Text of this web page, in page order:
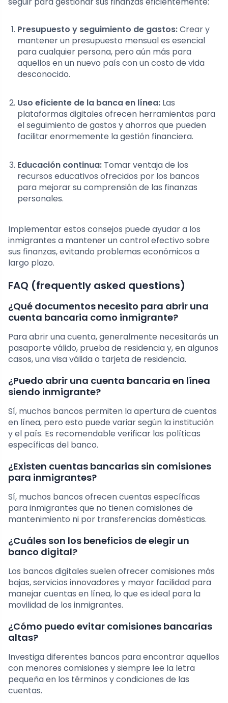
Presupuesto y seguimiento de gastos:Crear y
mantener un presupuesto mensual es esencial
para cualquier persona, pero aún más para
aquellos en un nuevo país con un costo de vida
desconocido.
Uso eficiente de la banca en línea: Las
plataformas digitales ofrecen herramientas para
el seguimiento de gastos y ahorros que pueden
facilitar enormemente la gestión financiera.
Educación continua: Tomar ventaja de los
recursos educativos ofrecidos por los bancos
para mejorar su comprensión de las finanzas
personales.
Implementar estos consejos puede ayudar a los
inmigrantes a mantener un control efectivo sobre
sus finanzas, evitando problemas económicos a
largo plazo.
FAQ (frequently asked questions)
¿Qué documentos necesito para abrir una
cuenta bancaria como inmigrante?
Para abrir una cuenta, generalmente necesitarás un
pasaporte válido, prueba de residencia y, en algunos
casos, una visa válida o tarjeta de residencia.
¿Puedo abrir una cuenta bancaria en línea
siendo inmigrante?
Sí, muchos bancos permiten la apertura de cuentas
en línea, pero esto puede variar según la institución
y el país. Es recomendable verificar las políticas
específicas del banco.
¿Existen cuentas bancarias sin comisiones
para inmigrantes?
Sí, muchos bancos ofrecen cuentas específicas
para inmigrantes que no tienen comisiones de
mantenimiento ni por transferencias domésticas.
¿Cuáles son los beneficios de elegir un
banco digital?
Los bancos digitales suelen ofrecer comisiones más
bajas, servicios innovadores y mayor facilidad para
manejar cuentas en línea, lo que es ideal para la
movilidad de los inmigrantes.
¿Cómo puedo evitar comisiones bancarias
altas?
Investiga diferentes bancos para encontrar aquellos
con menores comisiones y siempre lee la letra
pequeña en los términos y condiciones de las
cuentas.